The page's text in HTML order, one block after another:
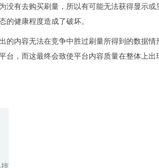
没有去购买刷量，所以有可能无法获得显示或
健康程度造成了破坏。
的内容无法在竞争中胜过刷量所得到的数据情
台，而这最终会致使平台内容质量在整体上出